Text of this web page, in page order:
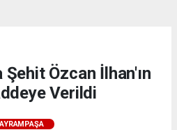
Özcan İlhan'ın
Verildi